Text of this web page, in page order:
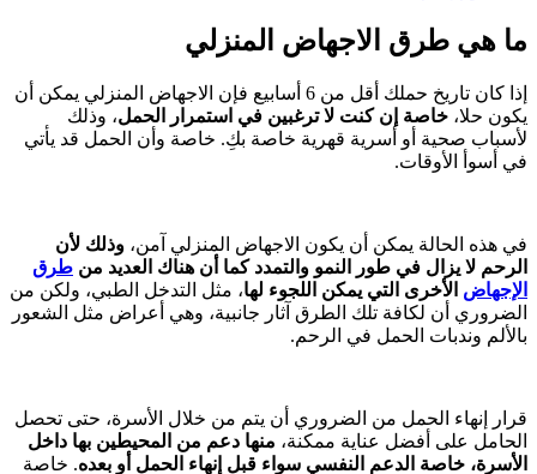
ما هي طرق الاجهاض المنزلي
إذا كان تاريخ حملك أقل من 6 أسابيع فإن الاجهاض المنزلي يمكن أن
يكون حلا، خاصة إن كنت لا ترغبين في استمرار الحمل، وذلك
لأسباب صحية أو أسرية قهرية خاصة بكِ. خاصة وأن الحمل قد يأتي
في أسوأ الأوقات.
في هذه الحالة يمكن أن يكون الاجهاض المنزلي آمن، وذلك لأن
الرحم لا يزال في طور النمو والتمدد كما أن هناك العديد من طرق
الإجهاض الأخرى التي يمكن اللجوء لها، مثل التدخل الطبي، ولكن من
الضروري أن لكافة تلك الطرق آثار جانبية، وهي أعراض مثل الشعور
بالألم وندبات الحمل في الرحم.
قرار إنهاء الحمل من الضروري أن يتم من خلال الأسرة، حتى تحصل
الحامل على أفضل عناية ممكنة، منها دعم من المحيطين بها داخل
الأسرة، خاصة الدعم النفسي سواء قبل إنهاء الحمل أو بعده. خاصة